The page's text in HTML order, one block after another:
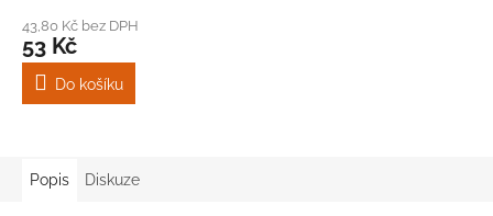
43,80 Kč bez DPH
53 Kč
Do košíku
Popis Diskuze